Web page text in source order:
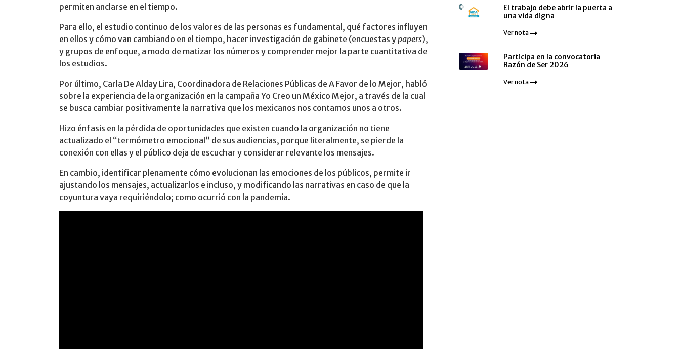
permiten anclarse en el tiempo.
Para ello, el estudio continuo de los valores de las personas es fundamental, qué factores influyen
en ellos y cómo van cambiando en el tiempo, hacer investigación de gabinete (encuestas ypapers),
y grupos de enfoque, a modo de matizar los números y comprender mejor la parte cuantitativa de
los estudios.
Por último, Carla De Alday Lira, Coordinadora de Relaciones Públicas de A Favor de lo Mejor, habló
sobre la experiencia de la organización en la campaña Yo Creo un México Mejor, a través de la cual
se busca cambiar positivamente la narrativa que los mexicanos nos contamos unos a otros.
Hizo énfasis en la pérdida de oportunidades que existen cuando la organización no tiene
actualizado el “termómetro emocional” de sus audiencias, porque literalmente, se pierde la
conexión con ellas y el público deja de escuchar y considerar relevante los mensajes.
En cambio, identificar plenamente cómo evolucionan las emociones de los públicos, permite ir
ajustando los mensajes, actualizarlos e incluso, y modificando las narrativas en caso de que la
coyuntura vaya requiriéndolo; como ocurrió con la pandemia.
El trabajo debe abrir la puerta a
una vida digna
Ver nota
Participa en la convocatoria
Razón de Ser 2026
Ver nota